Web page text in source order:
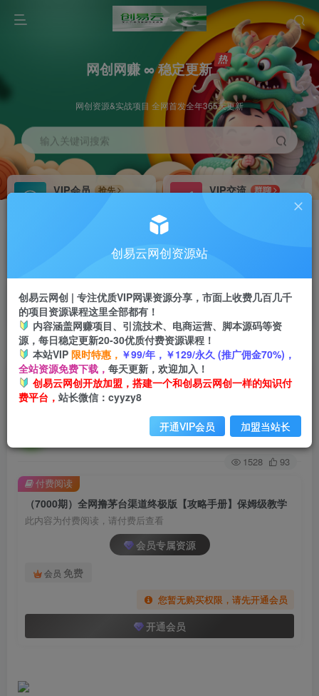
网创网赚 ∞ 稳定更新
网创资源&实战项目 全网首发全年365天更新
输入关键词搜索
VIP会员
抢先
VIP交流
群聊
研究探讨更多创业项目路子。
会员专属推广链接
挂机 项目
脚本卡密
APP下载
GO
首页 创业课程 会员专属 正文
（7000期）全网撸茅台渠道终极版【攻略手册】
保姆级教学
关注
1528 93
（7000期）全网撸茅台渠道终极版【攻略手册】保姆级教学
此内容为付费阅读，请付费后查看
会员专属资源
会员 免费
您暂无购买权限，请先开通会员
开通会员
付费阅读
创易云网创资源站
创易云网创 | 专注优质VIP网课资源分享，市面上收费几百几千
的项目资源课程这里全部都有！
内容涵盖网赚项目、引流技术、电商运营、脚本源码等资
源，每日稳定更新20-30优质付费资源课程！
本站VIP 限时特惠， ￥99/年，￥129/永久 (推广佣金70%)，
全站资源免费下载， 每天更新，欢迎加入！
创易云网创开放加盟，搭建一个和创易云网创一样的知识付
费平台， 站长微信：cyyzy8
开通VIP会员 加盟当站长